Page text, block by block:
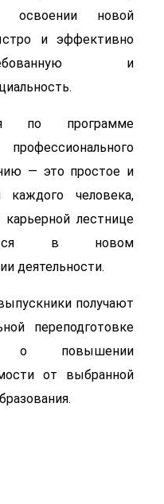
освоении новой
и эффективно
и
по программе
— это простое и
человека,
лестнице
в новом
деятельности.
получают
переподготовке
о повышении
от выбранной